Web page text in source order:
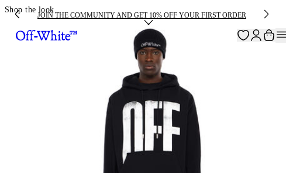
JOIN THE COMMUNITY AND GET 10% OFF YOUR FIRST ORDER
Shop the look